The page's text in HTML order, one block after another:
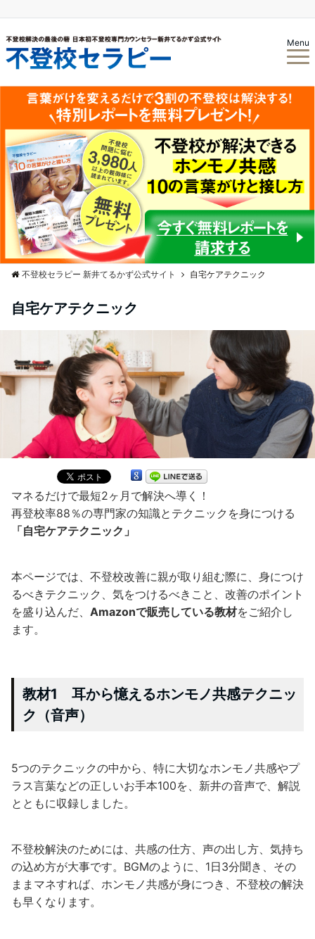
Menu
不登校セラピー 新井てるかず公式サイト 自宅ケアテクニック
自宅ケアテクニック
マネるだけで最短2ヶ月で解決へ導く！
再登校率88％の専門家の知識とテクニックを身につける
「自宅ケアテクニック」
本ページでは、不登校改善に親が取り組む際に、身につけ
るべきテクニック、気をつけるべきこと、改善のポイント
を盛り込んだ、 Amazonで販売している教材をご紹介し
ます。
教材1 耳から憶えるホンモノ共感テクニッ
ク（音声）
5つのテクニックの中から、特に大切なホンモノ共感やプ
ラス言葉などの正しいお手本100を、新井の音声で、解説
とともに収録しました。
不登校解決のためには、共感の仕方、声の出し方、気持ち
の込め方が大事です。BGMのように、1日3分聞き、その
ままマネすれば、ホンモノ共感が身につき、不登校の解決
も早くなります。